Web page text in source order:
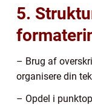
5.
– Brug af
organisere din
– Opdel i